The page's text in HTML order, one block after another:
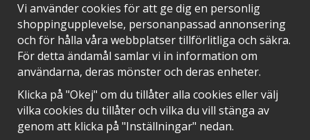
SNABB LEVERANS MED
EN DEL AV
Vi använder cookies för att ge dig en personlig
shoppingupplevelse, personanpassad annonsering
och för hålla våra webbplatser tillförlitliga och säkra.
För detta ändamål samlar vi in information om
användarna, deras mönster och deras enheter.
Klicka på "Okej" om du tillåter alla cookies eller välj
vilka cookies du tillåter och vilka du vill stänga av
genom att klicka på "Inställningar" nedan.